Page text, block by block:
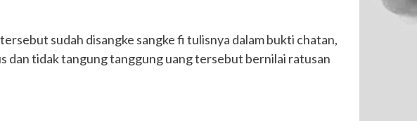
sudah disangke sangke fi tulisnya dalam bukti chatan,
dan tidak tangung tanggung uang tersebut bernilai ratusan